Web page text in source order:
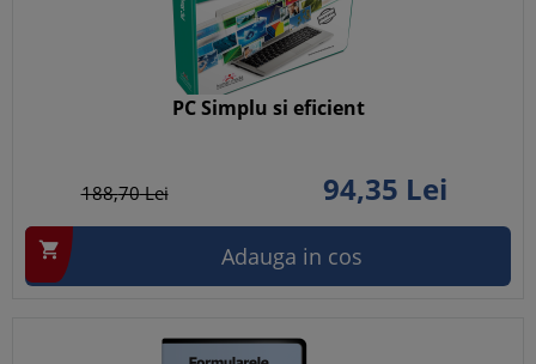
PC Simplu si eficient
188,70Lei 94,35 Lei
 Adauga in cos